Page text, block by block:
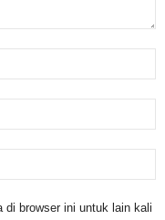
browser ini untuk lain kali